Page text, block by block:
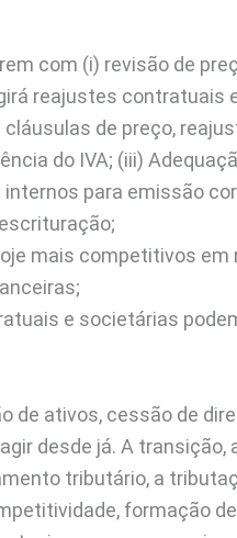
com (i) revisão de
reajustes contratuais
de preço,
do IVA; (iii)
para emissão
mais competitivos em
e societárias
de ativos, cessão de
desde já. A transição,
tributário, a
formação